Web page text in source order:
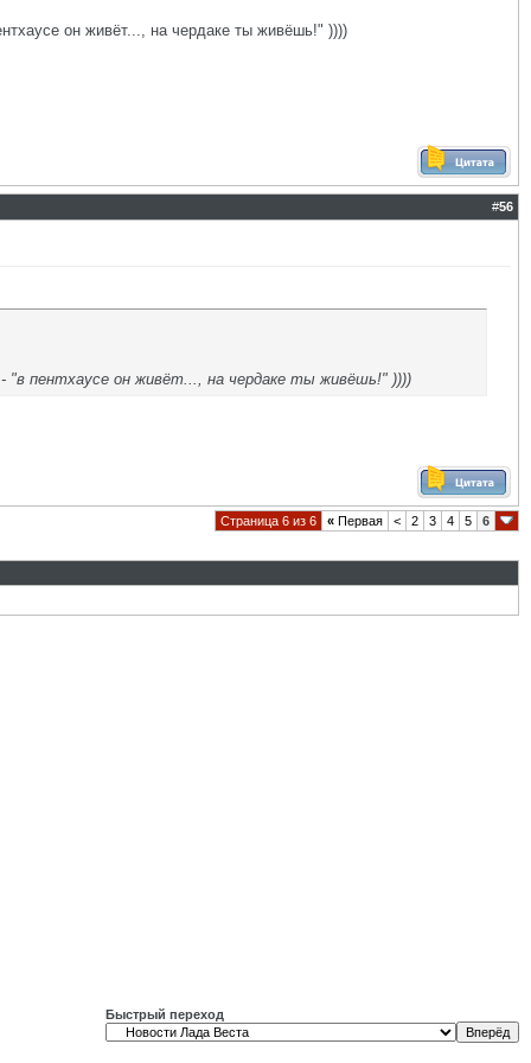
он живёт..., на чердаке ты живёшь!" ))))
#56
"в пентхаусе он живёт..., на чердаке ты живёшь!" ))))
Страница 6 из 6 « Первая < 2 3 4 5 6
Быстрый переход